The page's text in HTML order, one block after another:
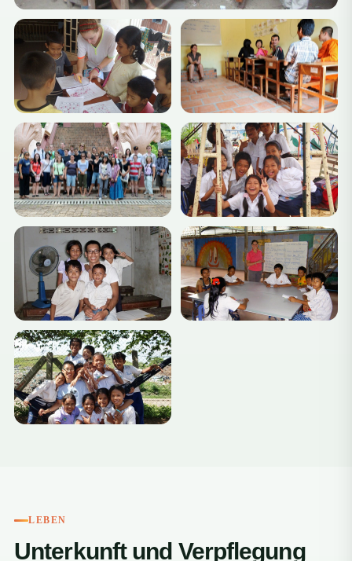
LEBEN
Unterkunft und Verpflegung